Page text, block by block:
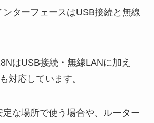
ンターフェースはUSB接続と無線
はUSB接続・無線LANに加え
対応しています。
な場所で使う場合や、ルーター